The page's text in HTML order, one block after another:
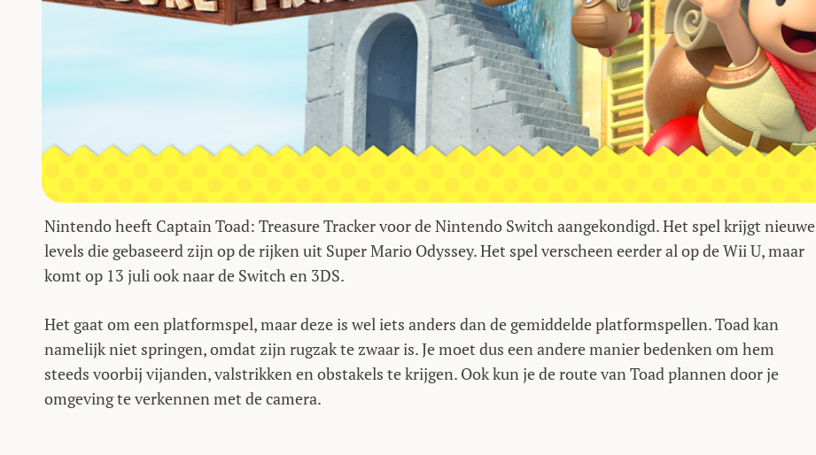
Nintendo heeft Captain Toad: Treasure Tracker voor de Nintendo Switch aangekondigd. Het spel krijgt nieuwe
levels die gebaseerd zijn op de rijken uit Super Mario Odyssey. Het spel verscheen eerder al op de Wii U, maar
komt op 13 juli ook naar de Switch en 3DS.
Het gaat om een platformspel, maar deze is wel iets anders dan de gemiddelde platformspellen. Toad kan
namelijk niet springen, omdat zijn rugzak te zwaar is. Je moet dus een andere manier bedenken om hem
steeds voorbij vijanden, valstrikken en obstakels te krijgen. Ook kun je de route van Toad plannen door je
omgeving te verkennen met de camera.